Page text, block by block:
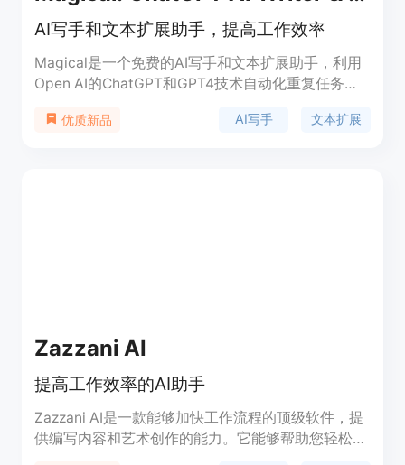
AI写手和文本扩展助手，提高工作效率
Magical是一个免费的AI写手和文本扩展助手，利用
Open AI的ChatGPT和GPT4技术自动化重复任务。
户回复，并将常用消息保存为模板，随时扩展使用。
优质新品 AI写手 文本扩展
Zazzani AI
提高工作效率的AI助手
Zazzani AI是一款能够加快工作流程的顶级软件，提
供编写内容和艺术创作的能力。它能够帮助您轻松调